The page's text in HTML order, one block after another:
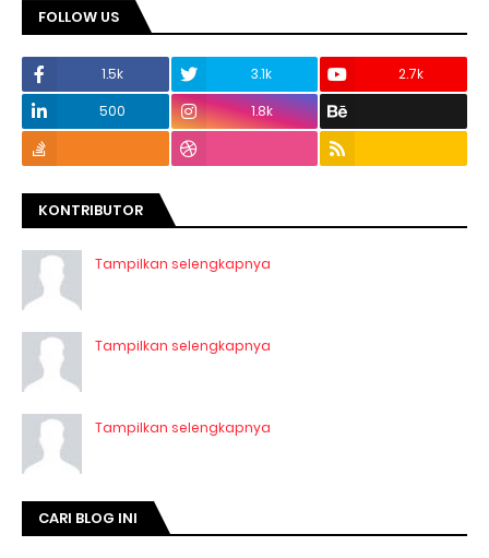
FOLLOW US
1.5k 3.1k
2.7k
500
1.8k
KONTRIBUTOR
Tampilkan selengkapnya
Tampilkan selengkapnya
Tampilkan selengkapnya
CARI BLOG INI